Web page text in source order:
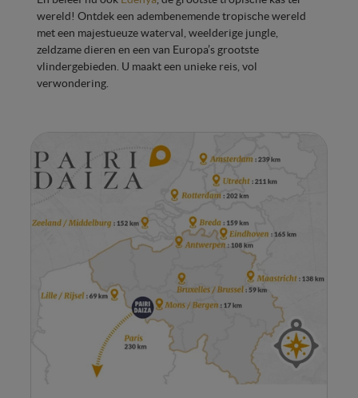
wereld! Ontdek een adembenemende tropische wereld
met een majestueuze waterval, weelderige jungle,
zeldzame dieren en een van Europa’s grootste
vlindergebieden. U maakt een unieke reis, vol
verwondering.